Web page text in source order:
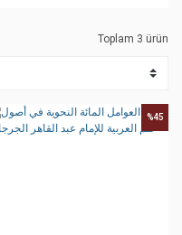
Toplam 3 ürün
%45